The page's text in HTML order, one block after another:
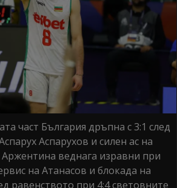
част България дръпна с 3:1 след
Аспарухов и силен ас на
веднага изравни при
на Атанасов и блокада на
равенството при 4:4 световните